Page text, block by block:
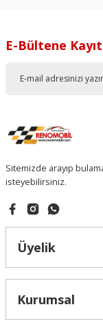
E-Bültene
Sitemizde arayıp
isteyebilirsiniz.
Üyelik
Kurumsal